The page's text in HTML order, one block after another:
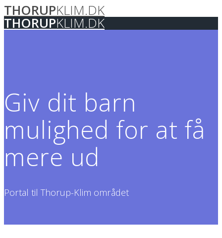
Skip
to
content
THORUPKLIM.DK
THORUPKLIM.DK
Giv dit barn
mulighed for at få
mere ud
Portal til Thorup-Klim området